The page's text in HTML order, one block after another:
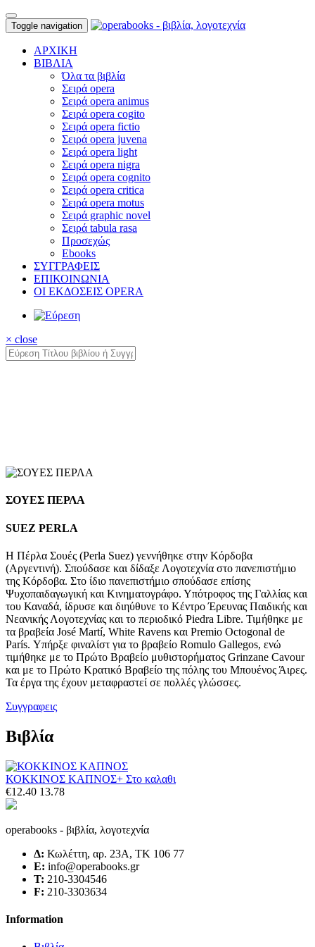
Toggle navigation
ΑΡΧΙΚΗ
ΒΙΒΛΙΑ
Όλα τα βιβλία
Σειρά opera
Σειρά opera animus
Σειρά opera cogito
Σειρά opera fictio
Σειρά opera juvena
Σειρά opera light
Σειρά opera nigra
Σειρά opera cognito
Σειρά opera critica
Σειρά opera motus
Σειρά graphic novel
Σειρά tabula rasa
Προσεχώς
Ebooks
ΣΥΓΓΡΑΦΕΙΣ
ΕΠΙΚΟΙΝΩΝΙΑ
ΟΙ ΕΚΔΟΣΕΙΣ OPERA
× close
ΣΟΥΕΣ ΠΕΡΛΑ
SUEZ PERLA
Η Πέρλα Σουές (Perla Suez) γεννήθηκε στην Κόρδοβα
(Αργεντινή). Σπούδασε και δίδαξε Λογοτεχνία στο πανεπιστήμιο
της Κόρδοβα. Στο ίδιο πανεπιστήμιο σπούδασε επίσης
Ψυχοπαιδαγωγική και Κινηματογράφο. Υπότροφος της Γαλλίας και
του Καναδά, ίδρυσε και διηύθυνε το Κέντρο Έρευνας Παιδικής και
Νεανικής Λογοτεχνίας και το περιοδικό Piedra Libre. Τιμήθηκε με
τα βραβεία José Martí, White Ravens και Premio Octogonal de
París. Υπήρξε φιναλίστ για το βραβείο Romulo Gallegos, ενώ
τιμήθηκε με το Πρώτο Βραβείο μυθιστορήματος Grinzane Cavour
και με το Πρώτο Κρατικό Βραβείο της πόλης του Μπουένος Άιρες.
Τα έργα της έχουν μεταφραστεί σε πολλές γλώσσες.
Συγγραφεις
Βιβλία
ΚΟΚΚΙΝΟΣ ΚΑΠΝΟΣ+ Στο καλαθι
€12.40 13.78
operabooks - βιβλία, λογοτεχνία
Δ: Κωλέττη, αρ. 23Α, ΤΚ 106 77
E: info@operabooks.gr
Τ: 210-3304546
F: 210-3303634
Information